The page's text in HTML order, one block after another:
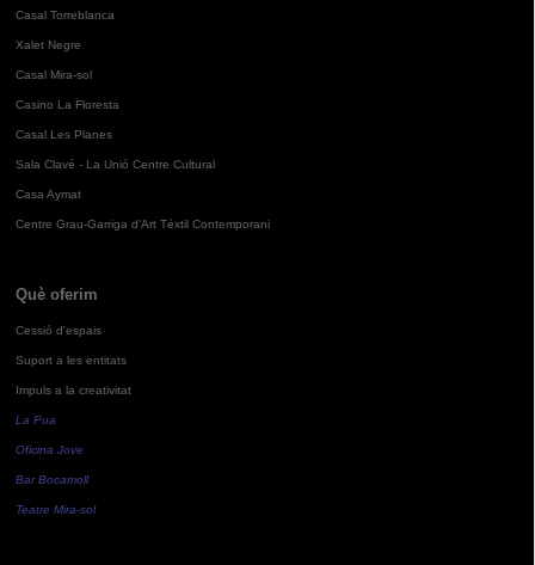
Casal Torreblanca
Xalet Negre
Casal Mira-sol
Casino La Floresta
Casal Les Planes
Sala Clavé - La Unió Centre Cultural
Casa Aymat
Centre Grau-Garriga d'Art Tèxtil Contemporani
Què oferim
Cessió d'espais
Suport a les entitats
Impuls a la creativitat
La Pua
Oficina Jove
Bar Bocamoll
Teatre Mira-sol